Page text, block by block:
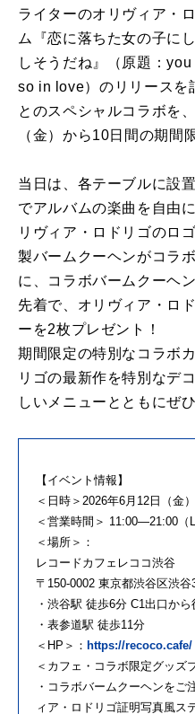
ライターのオリヴィア・
ム『恋に落ちた女の子に
しそうだね』（原題：
so in love）のリリースを
とのスペシャルコラボを
（金）から10日間の期間
当日は、各テーブルに設
でアルバムの楽曲を自由
リヴィア・ロドリゴのロ
製バームクーヘンがコラ
に、コラボバームクーヘ
先着で、オリヴィア・ロ
ーを2枚プレゼント！
期間限定の特別なコラボ
リゴの最新作を特別なデ
しいメニューとともにぜ
【イベント情報】
＜日時＞2026年6月12日（金
＜営業時間＞ 11:00―21:00（
＜場所＞：
レコードカフェレココ渋谷
〒150-0002 東京都渋谷区渋
・渋谷駅 徒歩6分 C1出口か
・表参道駅 徒歩11分
＜HP＞： https://recoco.cafe/
＜カフェ・コラボ限定グッズ
・コラボバームクーヘンをご
ィア・ロドリゴ証明写真風ス